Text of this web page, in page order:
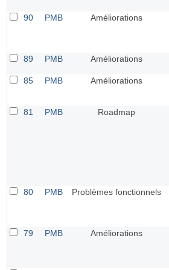
90 PMB Améliorations
89
PMB Améliorations
85
PMB Améliorations
81
PMB Roadmap
80
PMB Problèmes fonctionnels
79
PMB Améliorations